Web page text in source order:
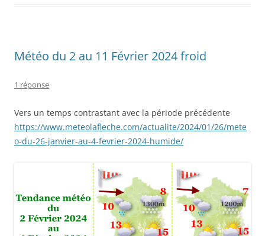
Météo du 2 au 11 Février 2024 froid
1 réponse
Vers un temps contrastant avec la période précédente
https://www.meteolafleche.com/actualite/2024/01/26/mete
o-du-26-janvier-au-4-fevrier-2024-humide/